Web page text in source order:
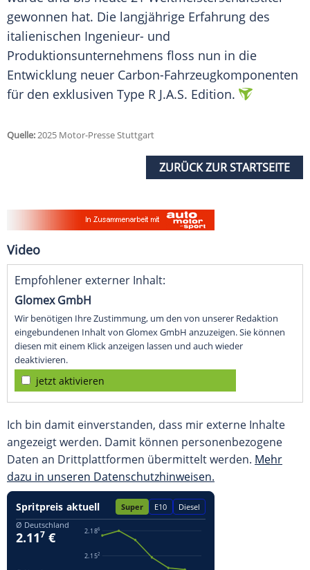
gewonnen hat. Die langjährige Erfahrung des
italienischen Ingenieur- und
Produktionsunternehmens floss nun in die
Entwicklung neuer Carbon-Fahrzeugkomponenten
für den exklusiven Type R J.A.S. Edition.
Quelle:2025 Motor-Presse Stuttgart
ZURÜCK ZUR STARTSEITE
Video
Empfohlener externer Inhalt:
Glomex GmbH
Wir benötigen Ihre Zustimmung, um den von unserer Redaktion
eingebundenen Inhalt von Glomex GmbH anzuzeigen. Sie können
diesen mit einem Klick anzeigen lassen und auch wieder
deaktivieren.
jetzt aktivieren
Ich bin damit einverstanden, dass mir externe Inhalte
angezeigt werden. Damit können personenbezogene
Daten an Drittplattformen übermittelt werden. Mehr
dazu in unseren Datenschutzhinweisen.